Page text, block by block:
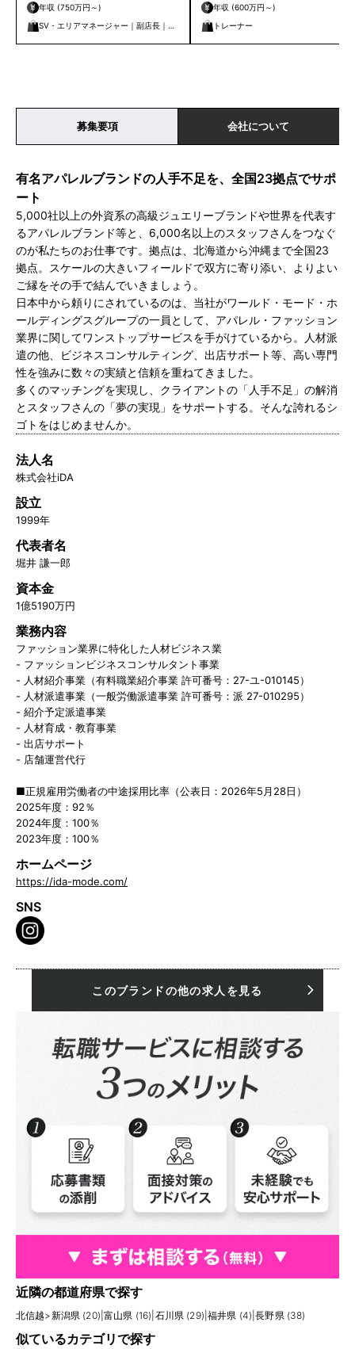
年収 (750万円～)
SV・エリアマネージャー｜副店長｜店
長
年収 (600万円～)
トレーナー
募集要項 会社について
有名アパレルブランドの人手不足を、全国23拠点でサポ
ート
5,000社以上の外資系の高級ジュエリーブランドや世界を代表す
るアパレルブランド等と、6,000名以上のスタッフさんをつなぐ
のが私たちのお仕事です。拠点は、北海道から沖縄まで全国23
拠点。スケールの大きいフィールドで双方に寄り添い、よりよい
ご縁をその手で結んでいきましょう。
日本中から頼りにされているのは、当社がワールド・モード・ホ
ールディングスグループの一員として、アパレル・ファッション
業界に関してワンストップサービスを手がけているから。人材派
遣の他、ビジネスコンサルティング、出店サポート等、高い専門
性を強みに数々の実績と信頼を重ねてきました。
多くのマッチングを実現し、クライアントの「人手不足」の解消
とスタッフさんの「夢の実現」をサポートする。そんな誇れるシ
ゴトをはじめませんか。
法人名
株式会社iDA
設立
1999年
代表者名
堀井 謙一郎
資本金
1億5190万円
業務内容
ファッション業界に特化した人材ビジネス業
- ファッションビジネスコンサルタント事業
- 人材紹介事業（有料職業紹介事業 許可番号：27-ユ-010145）
- 人材派遣事業（一般労働派遣事業 許可番号：派 27-010295）
- 紹介予定派遣事業
- 人材育成・教育事業
- 出店サポート
- 店舗運営代行
■正規雇用労働者の中途採用比率（公表日：2026年5月28日）
2025年度：92％
2024年度：100％
2023年度：100％
ホームページ
https://ida-mode.com/
SNS
このブランドの他の求人を見る
近隣の都道府県で探す
北信越>新潟県 (20) |富山県 (16) 石川県 (29) |福井県 (4) |長野県 (38)
似ているカテゴリで探す